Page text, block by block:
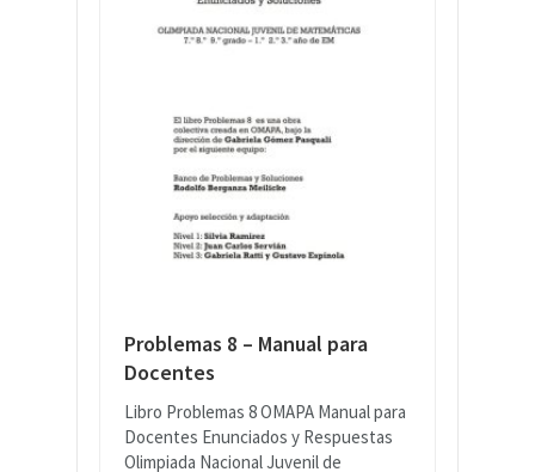
Problemas 8 – Manual para
Docentes
Libro Problemas 8 OMAPA Manual para
Docentes Enunciados y Respuestas
Olimpiada Nacional Juvenil de